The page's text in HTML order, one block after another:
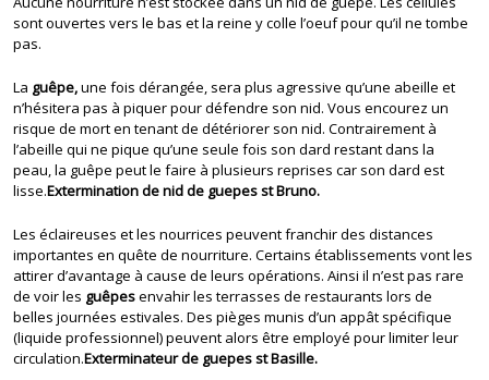
sont ouvertes vers le bas et la reine y colle l’oeuf pour qu’il ne tombe
pas.
La guêpe,une fois dérangée, sera plus agressive qu’une abeille et
n’hésitera pas à piquer pour défendre son nid. Vous encourez un
risque de mort en tenant de détériorer son nid. Contrairement à
l’abeille qui ne pique qu’une seule fois son dard restant dans la
peau, la guêpe peut le faire à plusieurs reprises car son dard est
lisse.Extermination de nid de guepes st Bruno.
Les éclaireuses et les nourrices peuvent franchir des distances
importantes en quête de nourriture. Certains établissements vont les
attirer d’avantage à cause de leurs opérations. Ainsi il n’est pas rare
de voir les guêpesenvahir les terrasses de restaurants lors de
belles journées estivales. Des pièges munis d’un appât spécifique
(liquide professionnel) peuvent alors être employé pour limiter leur
circulation.Exterminateur de guepes st Basille.